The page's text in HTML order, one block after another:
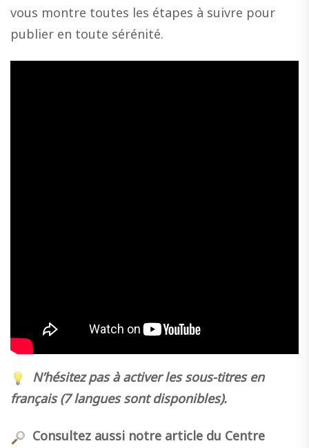
vous montre toutes les étapes à suivre pour
publier en toute sérénité.
N’hésitez pas à activer les sous-titres en
français (7 langues sont disponibles).
Consultez aussi notre article du Centre